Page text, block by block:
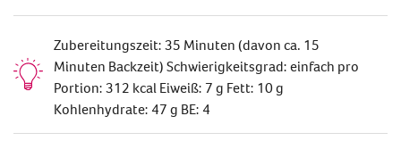
Zubereitungszeit: 35 Minuten (davon ca. 15
Minuten Backzeit) Schwierigkeitsgrad: einfach pro
Portion: 312 kcal Eiweiß: 7 g Fett: 10 g
Kohlenhydrate: 47 g BE: 4